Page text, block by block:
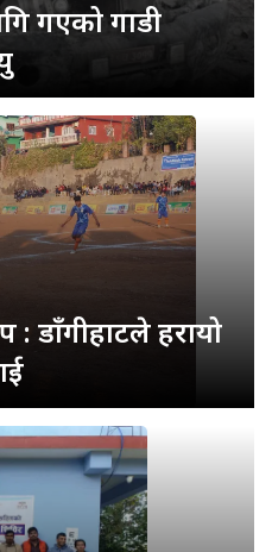
गएको गाडी
: डाँगीहाटले हरायो